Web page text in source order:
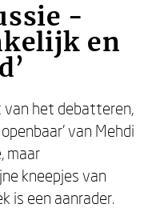
-
en
van het debatteren,
van Mehdi
maar
kneepjes van
is een aanrader.